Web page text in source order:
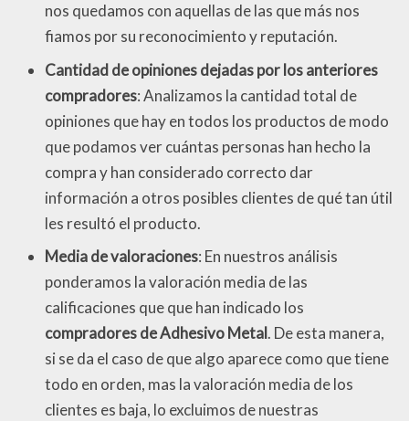
nos quedamos con aquellas de las que más nos
fiamos por su reconocimiento y reputación.
Cantidad de opiniones dejadas por los anteriores
compradores: Analizamos la cantidad total de
opiniones que hay en todos los productos de modo
que podamos ver cuántas personas han hecho la
compra y han considerado correcto dar
información a otros posibles clientes de qué tan útil
les resultó el producto.
Media de valoraciones: En nuestros análisis
ponderamos la valoración media de las
calificaciones que que han indicado los
compradores de Adhesivo Metal. De esta manera,
si se da el caso de que algo aparece como que tiene
todo en orden, mas la valoración media de los
clientes es baja, lo excluimos de nuestras